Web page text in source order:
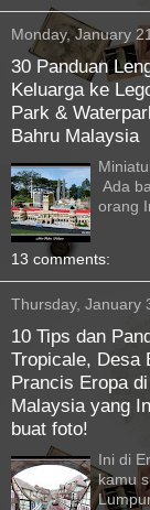
Monday, January
30 Panduan
Keluarga ke
Park &
Bahru Malaysia
Ada
orang
13 comments:
Thursday, January
10 Tips dan
Tropicale, Desa
Prancis Eropa
Malaysia yang
buat foto!
Ini di
kamu